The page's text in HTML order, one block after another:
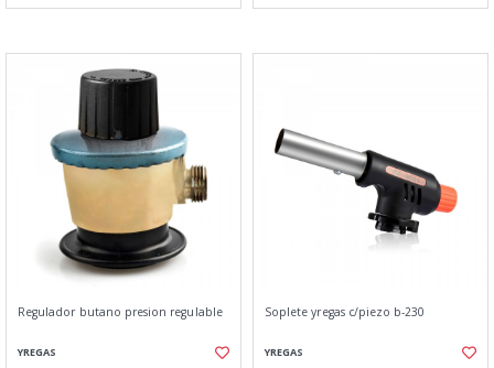
Regulador butano presion regulable
YREGAS
Soplete yregas c/piezo b-230
YREGAS